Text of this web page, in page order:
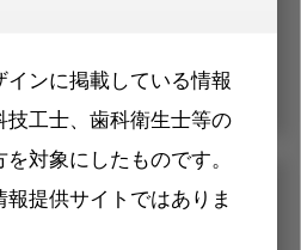
インに掲載している情報
技工士、歯科衛生士等の
対象にしたものです。
提供サイトではありま
ット